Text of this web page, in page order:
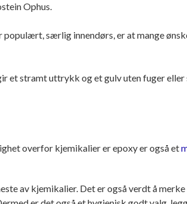
Ophus.
særlig innendørs, er at mange
et stramt uttrykk og et gulv uten fuger eller
overfor kjemikalier er epoxy er også et
av kjemikalier. Det er også verdt å